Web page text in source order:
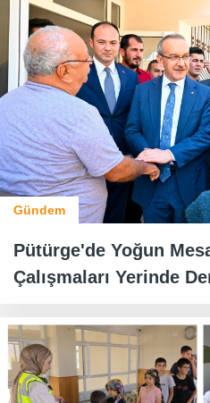
Gündem
Pütürge'de Yoğun
Çalışmaları Yerinde